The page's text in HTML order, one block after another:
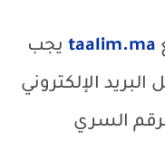
taalim.ma يجب
الإلكتروني
السري